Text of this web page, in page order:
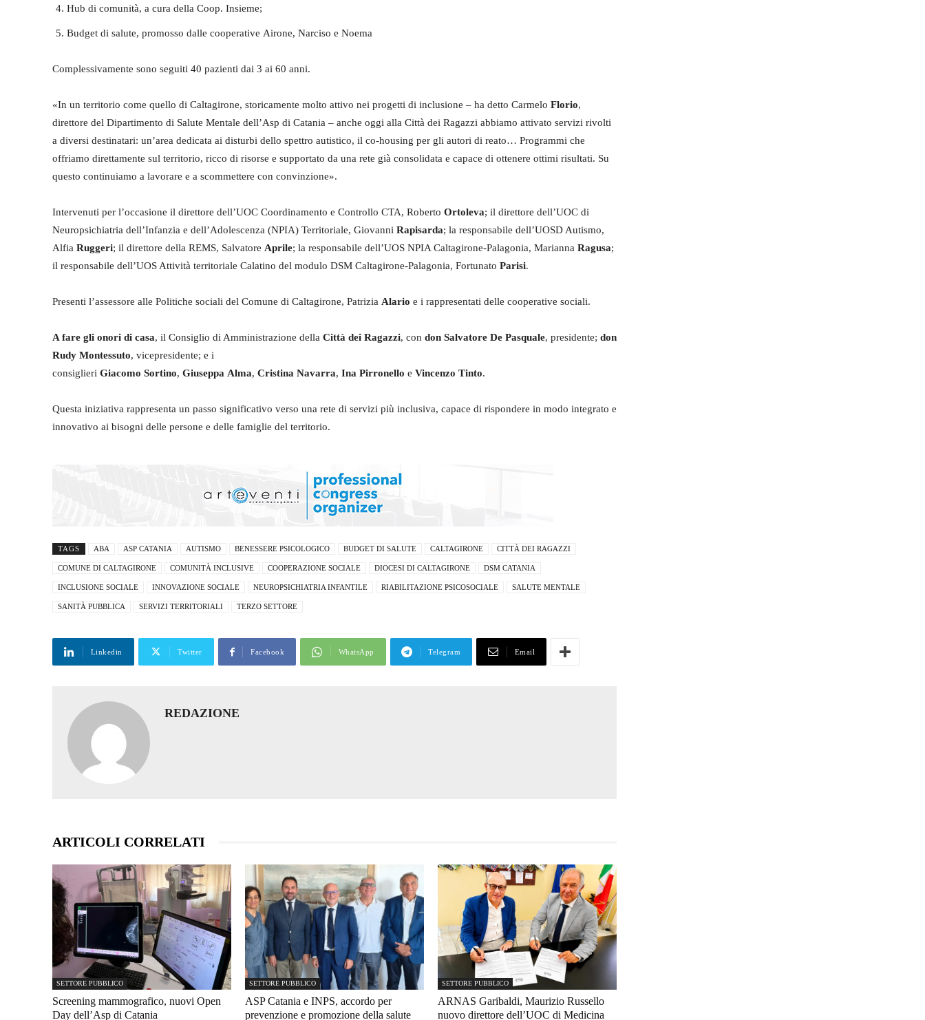
Hub di comunità, a cura della Coop. Insieme;
Budget di salute, promosso dalle cooperative Airone, Narciso e Noema
Complessivamente sono seguiti 40 pazienti dai 3 ai 60 anni.
«In un territorio come quello di Caltagirone, storicamente molto attivo nei progetti di inclusione – ha detto Carmelo Florio,
direttore del Dipartimento di Salute Mentale dell’Asp di Catania – anche oggi alla Città dei Ragazzi abbiamo attivato servizi rivolti
a diversi destinatari: un’area dedicata ai disturbi dello spettro autistico, il co-housing per gli autori di reato… Programmi che
offriamo direttamente sul territorio, ricco di risorse e supportato da una rete già consolidata e capace di ottenere ottimi risultati. Su
questo continuiamo a lavorare e a scommettere con convinzione».
Intervenuti per l’occasione il direttore dell’UOC Coordinamento e Controllo CTA, Roberto Ortoleva; il direttore dell’UOC di
Neuropsichiatria dell’Infanzia e dell’Adolescenza (NPIA) Territoriale, Giovanni Rapisarda; la responsabile dell’UOSD Autismo,
Alfia Ruggeri; il direttore della REMS, Salvatore Aprile; la responsabile dell’UOS NPIA Caltagirone-Palagonia, Marianna Ragusa;
il responsabile dell’UOS Attività territoriale Calatino del modulo DSM Caltagirone-Palagonia, Fortunato Parisi.
Presenti l’assessore alle Politiche sociali del Comune di Caltagirone, Patrizia Alario e i rappresentati delle cooperative sociali.
A fare gli onori di casa, il Consiglio di Amministrazione della Città dei Ragazzi, con don Salvatore De Pasquale, presidente; don
Rudy Montessuto, vicepresidente; e i
consiglieri Giacomo Sortino, Giuseppa Alma, Cristina Navarra, Ina Pirronello e Vincenzo Tinto.
Questa iniziativa rappresenta un passo significativo verso una rete di servizi più inclusiva, capace di rispondere in modo integrato e
innovativo ai bisogni delle persone e delle famiglie del territorio.
TAGS ABA ASP CATANIA AUTISMO BENESSERE PSICOLOGICO BUDGET DI SALUTE CALTAGIRONE CITTÀ DEI RAGAZZI
COMUNE DI CALTAGIRONE COMUNITÀ INCLUSIVE COOPERAZIONE SOCIALE DIOCESI DI CALTAGIRONE DSM CATANIA
INCLUSIONE SOCIALE INNOVAZIONE SOCIALE NEUROPSICHIATRIA INFANTILE RIABILITAZIONE PSICOSOCIALE SALUTE MENTALE
SANITÀ PUBBLICA SERVIZI TERRITORIALI TERZO SETTORE
Linkedin Twitter Facebook WhatsApp Telegram Email
REDAZIONE
ARTICOLI CORRELATI
SETTORE PUBBLICO
Screening mammografico, nuovi Open
Day dell’Asp di Catania
SETTORE PUBBLICO
ASP Catania e INPS, accordo per
prevenzione e promozione della salute
SETTORE PUBBLICO
ARNAS Garibaldi, Maurizio Russello
nuovo direttore dell’UOC di Medicina